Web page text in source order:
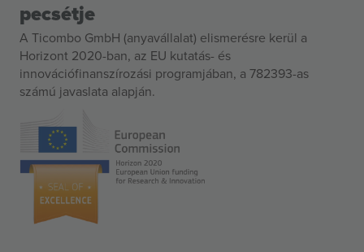
pecsétje
A Ticombo GmbH (anyavállalat) elismerésre kerül a
Horizont 2020-ban, az EU kutatás- és
innovációfinanszírozási programjában, a 782393-as
számú javaslata alapján.